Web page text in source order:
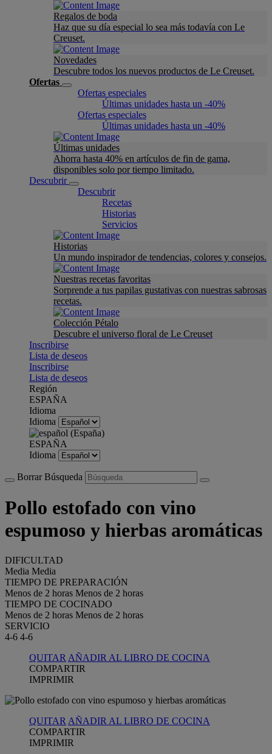
Regalos de boda
Haz que su día especial lo sea más todavía con Le
Creuset.
Novedades
Descubre todos los nuevos productos de Le Creuset.
Ofertas
Ofertas especiales
Últimas unidades hasta un -40%
Ofertas especiales
Últimas unidades hasta un -40%
Últimas unidades
Ahorra hasta 40% en artículos de fin de gama,
disponibles solo por tiempo limitado.
Descubrir
Descubrir
Recetas
Historias
Servicios
Historias
Un mundo inspirador de tendencias, colores y consejos.
Nuestras recetas favoritas
Sorprende a tus papilas gustativas con nuestras sabrosas
recetas.
Colección Pétalo
Descubre el universo floral de Le Creuset
Inscribirse
Lista de deseos
Inscribirse
Lista de deseos
Región
ESPAÑA
Idioma
Idioma
ESPAÑA
Idioma
Borrar Búsqueda
Pollo estofado con vino
espumoso y hierbas aromáticas
DIFICULTAD
Media Media
TIEMPO DE PREPARACIÓN
Menos de 2 horas Menos de 2 horas
TIEMPO DE COCINADO
Menos de 2 horas Menos de 2 horas
SERVICIO
4-6 4-6
QUITAR AÑADIR AL LIBRO DE COCINA
COMPARTIR
IMPRIMIR
QUITAR AÑADIR AL LIBRO DE COCINA
COMPARTIR
IMPRIMIR